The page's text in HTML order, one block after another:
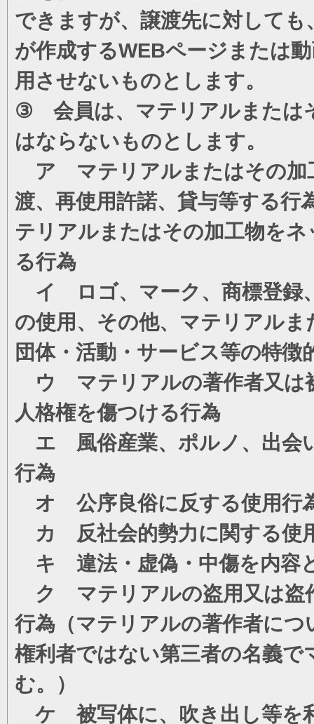
できますが、譲渡先に対して
が作成するWEBページまたは
用させないものとします。
③ 会員は、マテリアルまたは
はならないものとします。
ア マテリアルまたはその加
渡、再使用許諾、貸与等する行
テリアルまたはその加工物を
る行為
イ ロゴ、マーク、商標登録
の使用、その他、マテリアル
団体・活動・サービス等の特
ウ マテリアルの著作者又は
人格権を傷つける行為
エ 風俗産業、ポルノ、出会
行為
オ 公序良俗に反する使用行
カ 反社会的勢力に関する使
キ 違法・虚偽・中傷を内容
ク マテリアルの盗用又は盗
行為（マテリアルの著作者に
権利者ではない第三者の名義
む。）
ケ 被写体に、吹き出し等を